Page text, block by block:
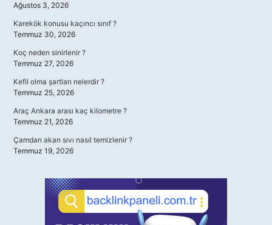
Ağustos 3, 2026
Karekök konusu kaçıncı sınıf ?
Temmuz 30, 2026
Koç neden sinirlenir ?
Temmuz 27, 2026
Kefil olma şartları nelerdir ?
Temmuz 25, 2026
Araç Ankara arası kaç kilometre ?
Temmuz 21, 2026
Çamdan akan sıvı nasıl temizlenir ?
Temmuz 19, 2026